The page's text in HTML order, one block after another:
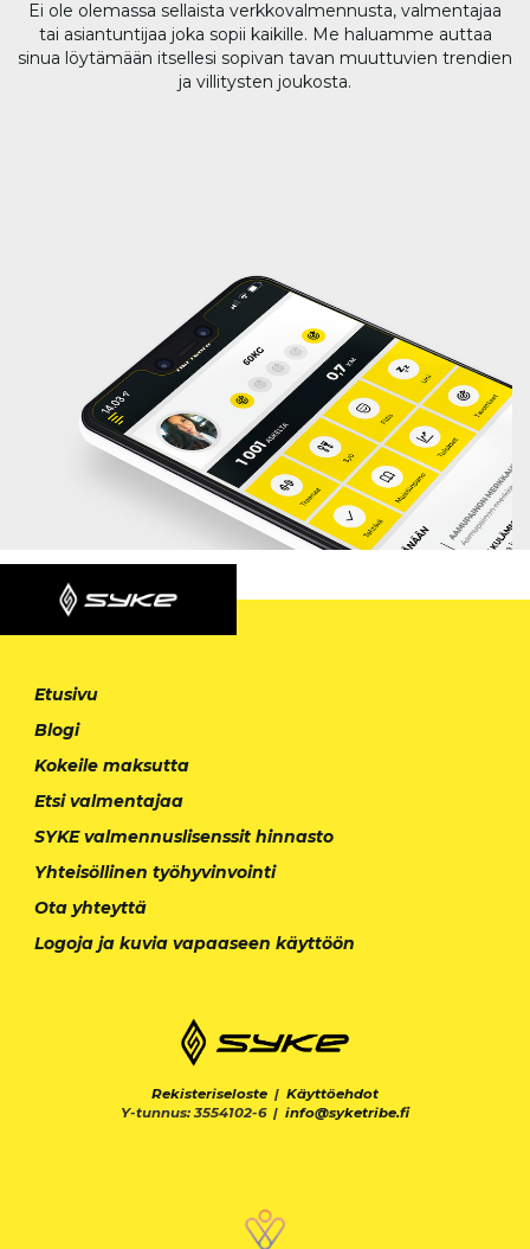
Ei ole olemassa sellaista verkkovalmennusta, valmentajaa
tai asiantuntijaa joka sopii kaikille. Me haluamme auttaa
sinua löytämään itsellesi sopivan tavan muuttuvien trendien
ja villitysten joukosta.
Etusivu
Blogi
Kokeile maksutta
Etsi valmentajaa
SYKE valmennuslisenssit hinnasto
Yhteisöllinen työhyvinvointi
Ota yhteyttä
Logoja ja kuvia vapaaseen käyttöön
Rekisteriseloste | Käyttöehdot
Y-tunnus: 3554102-6 | info@syketribe.fi